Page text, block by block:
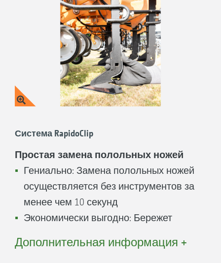
Система RapidoClip
Простая замена полольных ножей
Гениально: Замена полольных ножей
осуществляется без инструментов за
менее чем 10 секунд
Экономически выгодно: Бережет
чрезвычайно прочная, а в качестве
Дополнительная информация +